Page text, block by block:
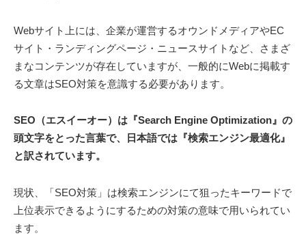
Webサイト上には、企業が運営するオウンドメディアやEC
サイト・ランディングページ・ニュースサイトなど、さまざ
まなコンテンツが存在していますが、一般的にWebに掲載す
る文章はSEO対策を意識する必要があります。
SEO（エスイーオー）は『Search Engine Optimization』の
頭文字をとった言葉で、日本語では『検索エンジン最適化』
と訳されています。
現状、「SEO対策」は検索エンジンにて狙ったキーワードで
上位表示できるようにするための対策の意味で用いられてい
ます。